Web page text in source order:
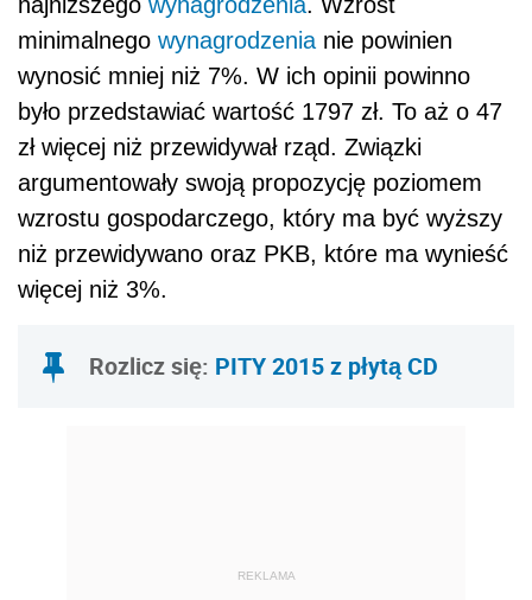
minimalnego wynagrodzenia nie powinien
wynosić mniej niż 7%. W ich opinii powinno
było przedstawiać wartość 1797 zł. To aż o 47
zł więcej niż przewidywał rząd. Związki
argumentowały swoją propozycję poziomem
wzrostu gospodarczego, który ma być wyższy
niż przewidywano oraz PKB, które ma wynieść
więcej niż 3%.
Rozlicz się: PITY 2015 z płytą CD
REKLAMA